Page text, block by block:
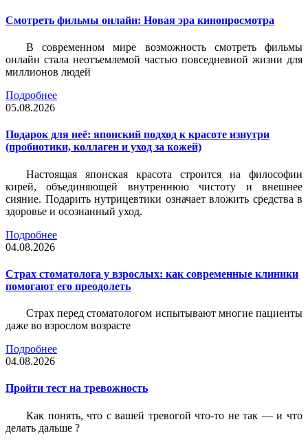
Смотреть фильмы онлайн: Новая эра кинопросмотра
В современном мире возможность смотреть фильмы
онлайн стала неотъемлемой частью повседневной жизни для
миллионов людей
Подробнее
05.08.2026
Подарок для неё: японский подход к красоте изнутри
(пробиотики, коллаген и уход за кожей)
Настоящая японская красота строится на философии
кирей, объединяющей внутреннюю чистоту и внешнее
сияние. Подарить нутрицевтики означает вложить средства в
здоровье и осознанный уход.
Подробнее
04.08.2026
Страх стоматолога у взрослых: как современные клиники
помогают его преодолеть
Страх перед стоматологом испытывают многие пациенты
даже во взрослом возрасте
Подробнее
04.08.2026
Пройти тест на тревожность
Как понять, что с вашей тревогой что-то не так — и что
делать дальше ?